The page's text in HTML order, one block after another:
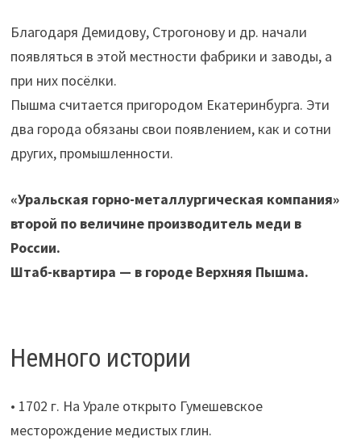
Благодаря Демидову, Строгонову и др. начали
появляться в этой местности фабрики и заводы, а
при них посёлки.
Пышма считается пригородом Екатеринбурга. Эти
два города обязаны свои появлением, как и сотни
других, промышленности.
«Уральская горно-металлургическая компания»
второй по величине производитель меди в
России.
Штаб-квартира — в городе Верхняя Пышма.
Немного истории
• 1702 г. На Урале открыто Гумешевское
месторождение медистых глин.